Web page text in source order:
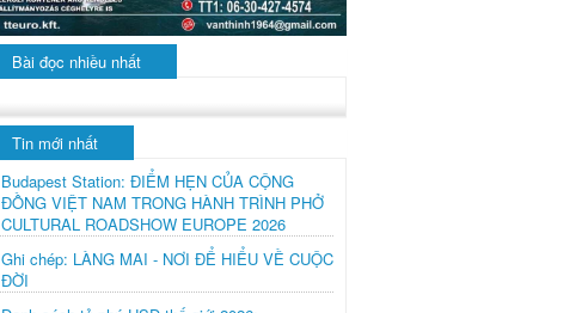
Bài đọc nhiều nhất
Tin mới nhất
Budapest Station: ĐIỂM HẸN CỦA CỘNG
ĐỒNG VIỆT NAM TRONG HÀNH TRÌNH PHỞ
CULTURAL ROADSHOW EUROPE 2026
Ghi chép: LÀNG MAI - NƠI ĐỂ HIỂU VỀ CUỘC
ĐỜI